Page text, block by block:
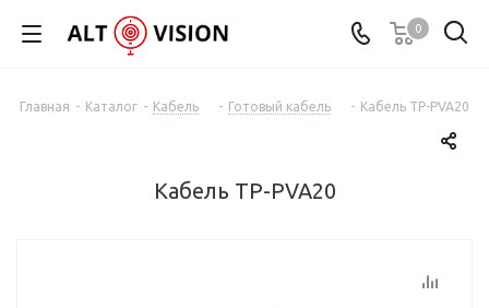
0
Главная - Каталог - Кабель - Готовый кабель - Кабель TP-PVA20
Кабель TP-PVA20